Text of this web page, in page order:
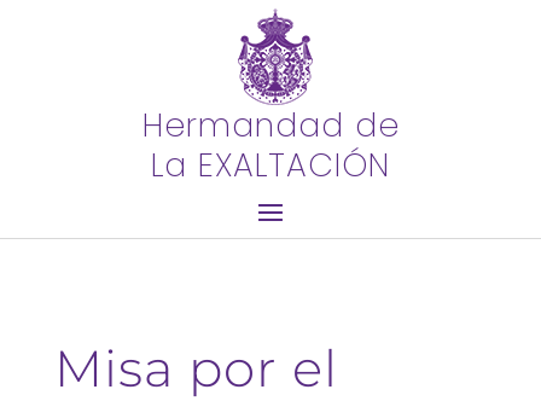
Hermandad de
La EXALTACIÓN
Misa por el